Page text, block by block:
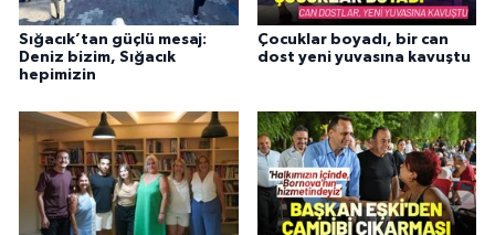
Sığacık’tan güçlü mesaj:
Deniz bizim, Sığacık
hepimizin
Çocuklar boyadı, bir can
dost yeni yuvasına kavuştu